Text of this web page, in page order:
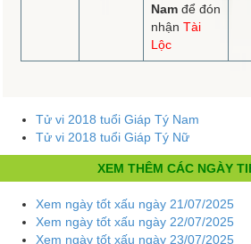
Namđể đón
nhận Tài
Lộc
Tử vi 2018 tuổi Giáp Tý Nam
Tử vi 2018 tuổi Giáp Tý Nữ
XEM THÊM CÁC NGÀY
Xem ngày tốt xấu ngày 21/07/2025
Xem ngày tốt xấu ngày 22/07/2025
Xem ngày tốt xấu ngày 23/07/2025